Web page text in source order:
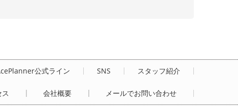
公式ライン SNS スタッフ紹介
会社概要 メールでお問い合わせ